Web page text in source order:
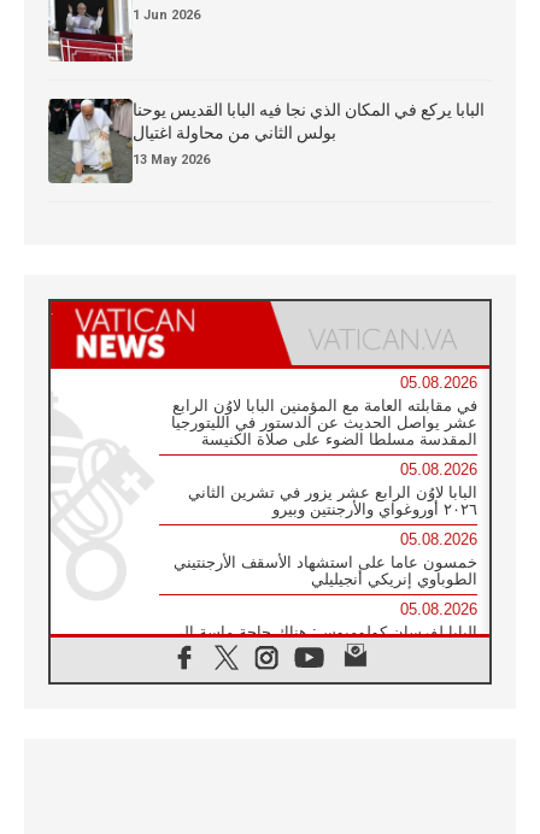
1 Jun 2026
البابا يركع في المكان الذي نجا فيه البابا القديس يوحنا
بولس الثاني من محاولة اغتيال
13 May 2026
05.08.2026
في مقابلته العامة مع المؤمنين البابا لاوُن الرابع
عشر يواصل الحديث عن الدستور في الليتورجيا
المقدسة مسلطا الضوء على صلاة الكنيسة
05.08.2026
البابا لاوُن الرابع عشر يزور في تشرين الثاني
٢٠٢٦ أوروغواي والأرجنتين وبيرو
05.08.2026
خمسون عاما على استشهاد الأسقف الأرجنتيني
الطوباوي إنريكي أنجيليلي
05.08.2026
البابا لفرسان كولومبوس: هناك حاجة ماسة إلى
أنبياء تناغم يسعون إلى بناء الجسور
04.08.2026